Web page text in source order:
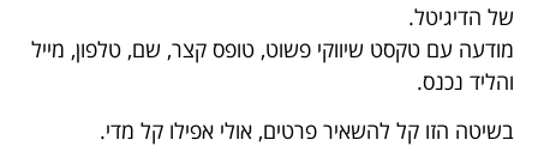
של הדיגיטל.
מודעה עם טקסט שיווקי פשוט, טופס קצר, שם, טלפון, מייל
והליד נכנס.
בשיטה הזו קל להשאיר פרטים, אולי אפילו קל מדי.